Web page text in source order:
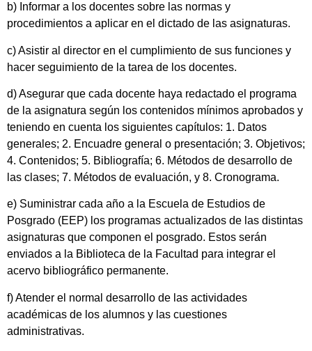
b) Informar a los docentes sobre las normas y
procedimientos a aplicar en el dictado de las asignaturas.
c) Asistir al director en el cumplimiento de sus funciones y
hacer seguimiento de la tarea de los docentes.
d) Asegurar que cada docente haya redactado el programa
de la asignatura según los contenidos mínimos aprobados y
teniendo en cuenta los siguientes capítulos: 1. Datos
generales; 2. Encuadre general o presentación; 3. Objetivos;
4. Contenidos; 5. Bibliografía; 6. Métodos de desarrollo de
las clases; 7. Métodos de evaluación, y 8. Cronograma.
e) Suministrar cada año a la Escuela de Estudios de
Posgrado (EEP) los programas actualizados de las distintas
asignaturas que componen el posgrado. Estos serán
enviados a la Biblioteca de la Facultad para integrar el
acervo bibliográfico permanente.
f) Atender el normal desarrollo de las actividades
académicas de los alumnos y las cuestiones
administrativas.